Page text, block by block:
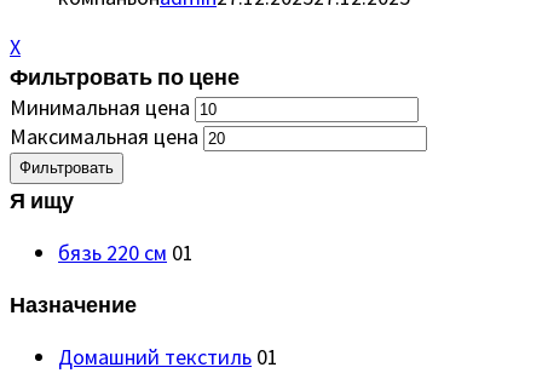
X
Фильтровать по цене
Минимальная цена
Максимальная цена
Фильтровать
Я ищу
бязь 220 см 01
Назначение
Домашний текстиль 01